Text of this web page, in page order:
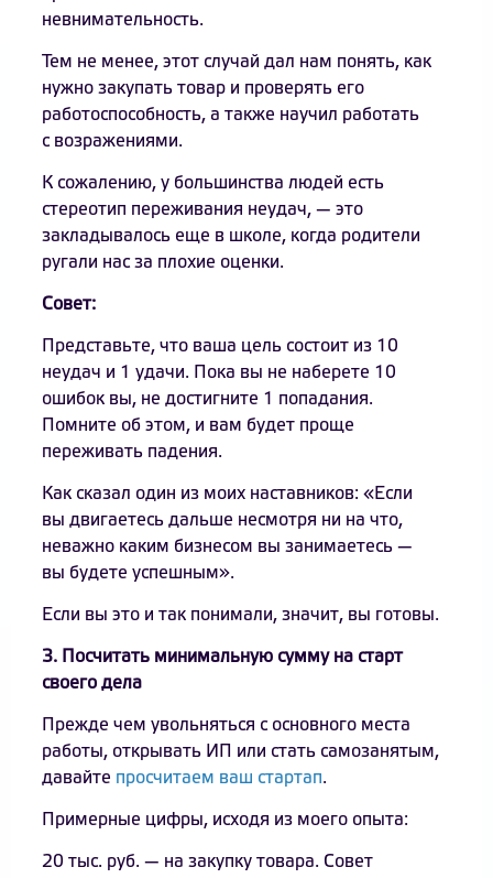
невнимательность.
Тем не менее, этот случай дал нам понять, как
нужно закупать товар и проверять его
работоспособность, а также научил работать
с возражениями.
К сожалению, у большинства людей есть
стереотип переживания неудач, — это
закладывалось еще в школе, когда родители
ругали нас за плохие оценки.
Совет:
Представьте, что ваша цель состоит из 10
неудач и 1 удачи. Пока вы не наберете 10
ошибок вы, не достигните 1 попадания.
Помните об этом, и вам будет проще
переживать падения.
Как сказал один из моих наставников: «Если
вы двигаетесь дальше несмотря ни на что,
неважно каким бизнесом вы занимаетесь —
вы будете успешным».
Если вы это и так понимали, значит, вы готовы.
3. Посчитать минимальную сумму на старт
своего дела
Прежде чем увольняться с основного места
работы, открывать ИП или стать самозанятым,
давайте просчитаем ваш стартап.
Примерные цифры, исходя из моего опыта:
20 тыс. руб. — на закупку товара. Совет